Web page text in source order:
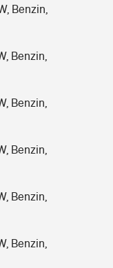
Benzin,
Benzin,
Benzin,
Benzin,
Benzin,
Benzin,